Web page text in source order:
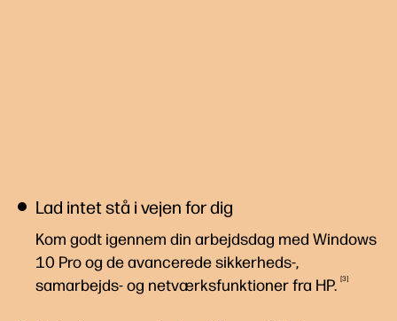
Lad intet stå i vejen for dig
Kom godt igennem din arbejdsdag med Windows
10 Pro og de avancerede sikkerheds-,
samarbejds- og netværksfunktioner fra HP. 3